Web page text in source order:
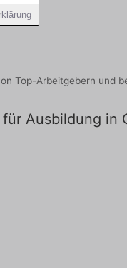
Top-Arbeitgebern und
Ausbildung in